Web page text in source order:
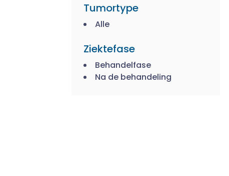
Tumortype
Alle
Ziektefase
Behandelfase
Na de behandeling